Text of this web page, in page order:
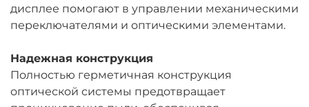
дисплее помогают в управлении механическими
переключателями и оптическими элементами.
Надежная конструкция
Полностью герметичная конструкция
оптической системы предотвращает